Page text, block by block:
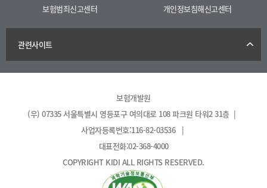
보험범죄신고센터
개인정보침해신고센터
관련사이트
보험개발원
(우) 07335 서울특별시 영등포구 여의대로 108 파크원 타워2 31층 |
사업자등록번호:116-82-03536 |
대표전화:02-368-4000
COPYRIGHT KIDI ALL RIGHTS RESERVED.